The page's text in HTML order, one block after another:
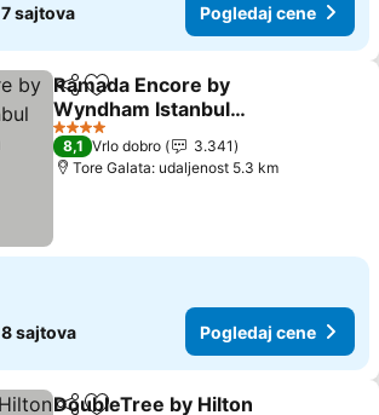
7 sajtova Pogledaj cene
Deli Dodati u favorite
Ramada Encore by
Wyndham Istanbul
Bayrampasa
Pogledaj cene
4 Zvezdice
8,1 Vrlo dobro
3.341
Tore Galata: udaljenost 5.3 km
8 sajtova Pogledaj cene
DoubleTree by Hilton